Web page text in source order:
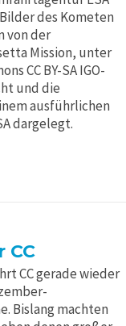
des Kometen
von der
Mission, unter
CC BY-SA IGO-
und die
ausführlichen
dargelegt.
CC
CC gerade wieder
Bislang machten